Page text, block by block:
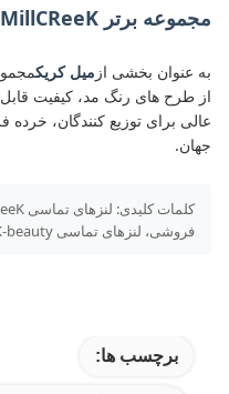
مجموعه برتر MillCReeK
به عنوان بخشی از ميل کريک
عالی برای توزیع کنندگان،
جهان.
فروشی، لنزهای تماسی K-beauty، لنزهای تماسی زیبایی
برچسب ها: